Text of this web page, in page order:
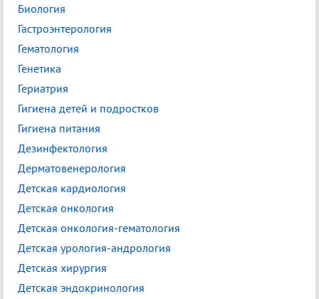
Биология
Гастроэнтерология
Гематология
Генетика
Гериатрия
Гигиена детей и подростков
Гигиена питания
Дезинфектология
Дерматовенерология
Детская кардиология
Детская онкология
Детская онкология-гематология
Детская урология-андрология
Детская хирургия
Детская эндокринология